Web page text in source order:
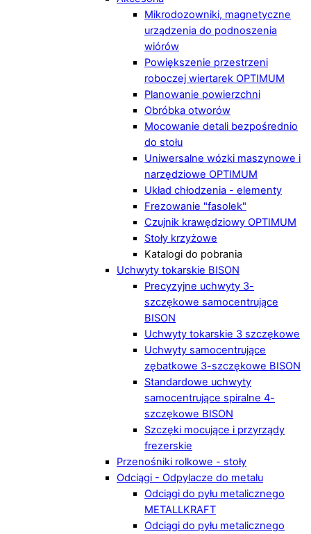
Mikrodozowniki, magnetyczne
urządzenia do podnoszenia
wiórów
Powiększenie przestrzeni
roboczej wiertarek OPTIMUM
Planowanie powierzchni
Obróbka otworów
Mocowanie detali bezpośrednio
do stołu
Uniwersalne wózki maszynowe i
narzędziowe OPTIMUM
Układ chłodzenia - elementy
Frezowanie "fasolek"
Czujnik krawędziowy OPTIMUM
Stoły krzyżowe
Katalogi do pobrania
Uchwyty tokarskie BISON
Precyzyjne uchwyty 3-
szczękowe samocentrujące
BISON
Uchwyty tokarskie 3 szczękowe
Uchwyty samocentrujące
zębatkowe 3-szczękowe BISON
Standardowe uchwyty
samocentrujące spiralne 4-
szczękowe BISON
Szczęki mocujące i przyrządy
frezerskie
Przenośniki rolkowe - stoły
Odciągi - Odpylacze do metalu
Odciągi do pyłu metalicznego
METALLKRAFT
Odciągi do pyłu metalicznego